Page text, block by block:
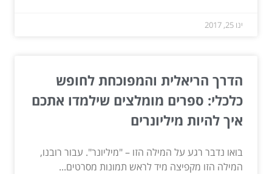
ינו 25, 2017
הדרך הריאלית והמפוכחת לחופש
כלכלי: ספרים מומלצים שילמדו אתכם
איך להיות מיליונרים
בואו נדבר רגע על המילה הזו – "מיליונר". עבור רובנו,
המילה הזו מקפיצה מיד לראש תמונות מסרטים...